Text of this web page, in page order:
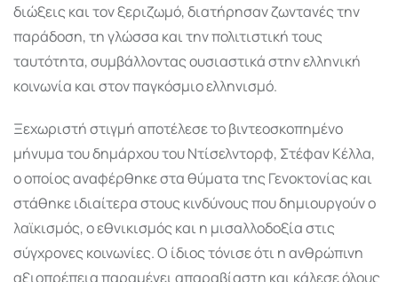
διώξεις και τον ξεριζωμό, διατήρησαν ζωντανές την
παράδοση, τη γλώσσα και την πολιτιστική τους
ταυτότητα, συμβάλλοντας ουσιαστικά στην ελληνική
κοινωνία και στον παγκόσμιο ελληνισμό.
Ξεχωριστή στιγμή αποτέλεσε το βιντεοσκοπημένο
μήνυμα του δημάρχου του Ντίσελντορφ, Στέφαν Κέλλα,
ο οποίος αναφέρθηκε στα θύματα της Γενοκτονίας και
στάθηκε ιδιαίτερα στους κινδύνους που δημιουργούν ο
λαϊκισμός, ο εθνικισμός και η μισαλλοδοξία στις
σύγχρονες κοινωνίες. Ο ίδιος τόνισε ότι η ανθρώπινη
αξιοπρέπεια παραμένει απαραβίαστη και κάλεσε όλους